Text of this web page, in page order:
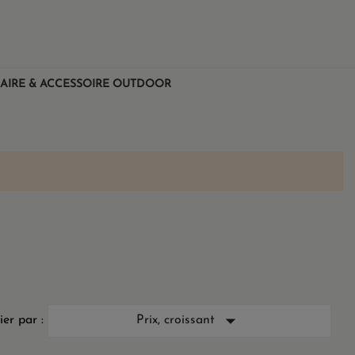
& ACCESSOIRE OUTDOOR
par : Prix, croissant 